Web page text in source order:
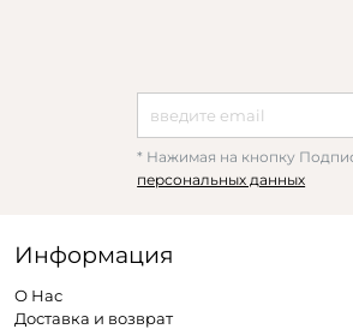
* Нажимая на кнопку
персональных данных
Информация
О Нас
Доставка и возврат